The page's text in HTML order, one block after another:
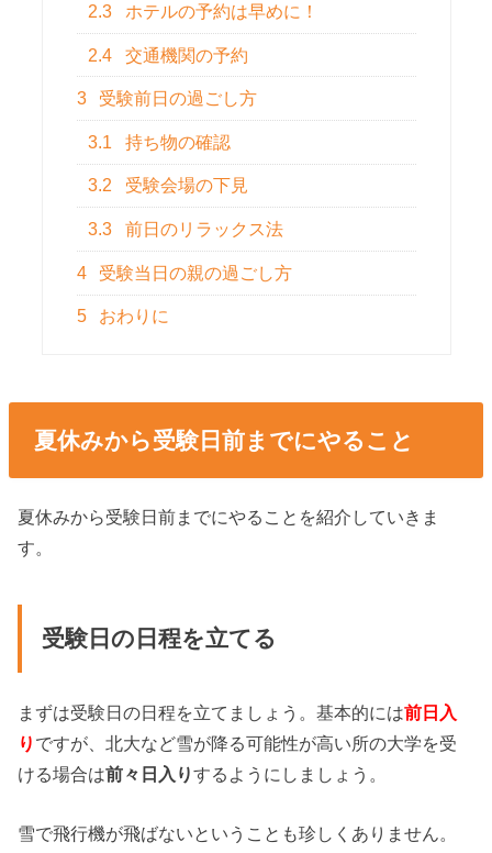
2.3 ホテルの予約は早めに！
2.4 交通機関の予約
3 受験前日の過ごし方
3.1 持ち物の確認
3.2 受験会場の下見
3.3 前日のリラックス法
4 受験当日の親の過ごし方
5 おわりに
夏休みから受験日前までにやること
夏休みから受験日前までにやることを紹介していきま
す。
受験日の日程を立てる
まずは受験日の日程を立てましょう。基本的には前日入
り ですが、北大など雪が降る可能性が高い所の大学を受
ける場合は前々日入りするようにしましょう。
雪で飛行機が飛ばないということも珍しくありません。